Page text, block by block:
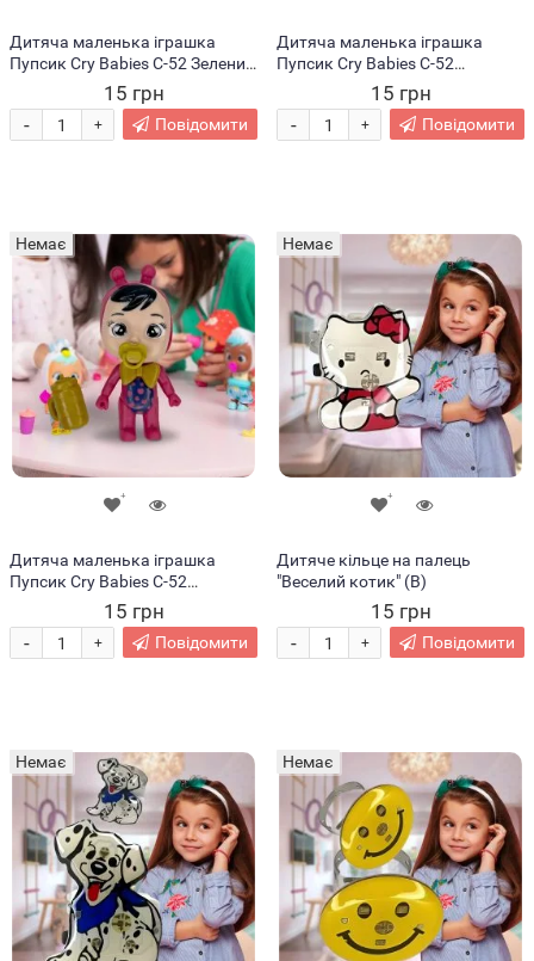
Дитяча маленька іграшка
Пупсик Cry Babies C-52 Зелений
15 грн
+
- Повідомити
Дитяча маленька іграшка
Пупсик Cry Babies C-52
Помаранчевий (В)
15 грн
+
- Повідомити
Немає
Дитяча маленька іграшка
Пупсик Cry Babies C-52
Червоний (В)15 грн
+
- Повідомити
Немає
Дитяче кільце на палець
"Веселий котик" (В)
15 грн
+
- Повідомити
Немає Немає